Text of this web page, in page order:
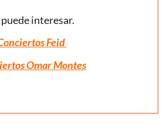
puede interesar.
Feid
Omar Montes